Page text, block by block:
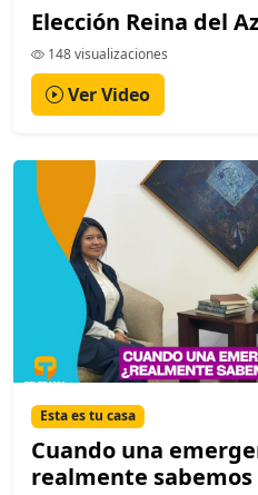
Elección Reina del
148 visualizaciones
Ver Video
Esta es tu casa
Cuando una
realmente sabemos